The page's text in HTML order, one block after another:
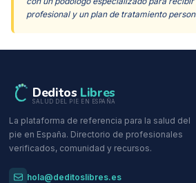
profesional y un plan de tratamiento
Deditos Libres
SALUD DEL PIE EN ESPAÑA
La plataforma de referencia para la salud del
pie en España. Directorio de profesionales
verificados, comunidad y recursos.
hola@deditoslibres.es